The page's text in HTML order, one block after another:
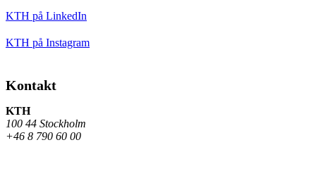
KTH på LinkedIn
KTH på Instagram
Kontakt
KTH
100 44 Stockholm
+46 8 790 60 00